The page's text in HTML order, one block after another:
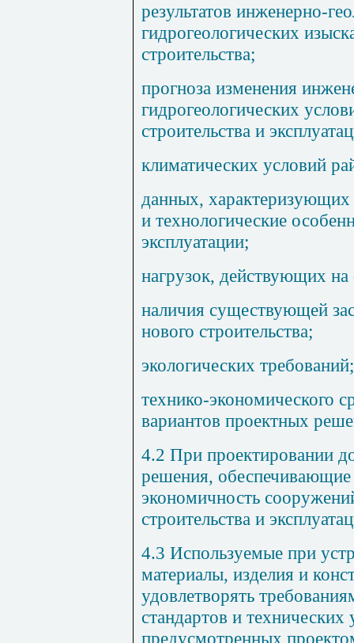
результатов инженерно-
гидрогеологических
строительства;
прогноза изменения
гидрогеологических
строительства и
климатических условий
данных, характеризующих
и технологические
эксплуатации;
нагрузок, действующих
наличия существующей
нового строительства;
экологических требований;
технико-экономического
вариантов проектных
4.2 При проектировании
решения, обеспечивающие
экономичность
строительства и
4.3 Используемые при
материалы, изделия и
удовлетворять
стандартов и технических
предусмотренных